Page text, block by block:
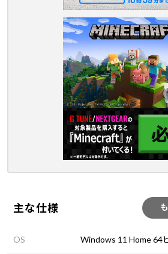
主な仕様
OS Windows 11 Home 64